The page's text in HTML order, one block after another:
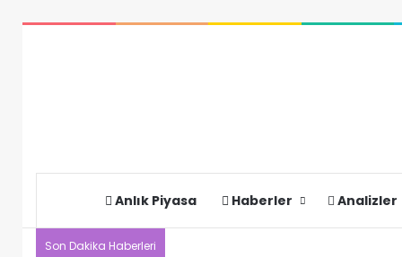
Anlık Piyasa Haberler Analizler
Son Dakika Haberleri